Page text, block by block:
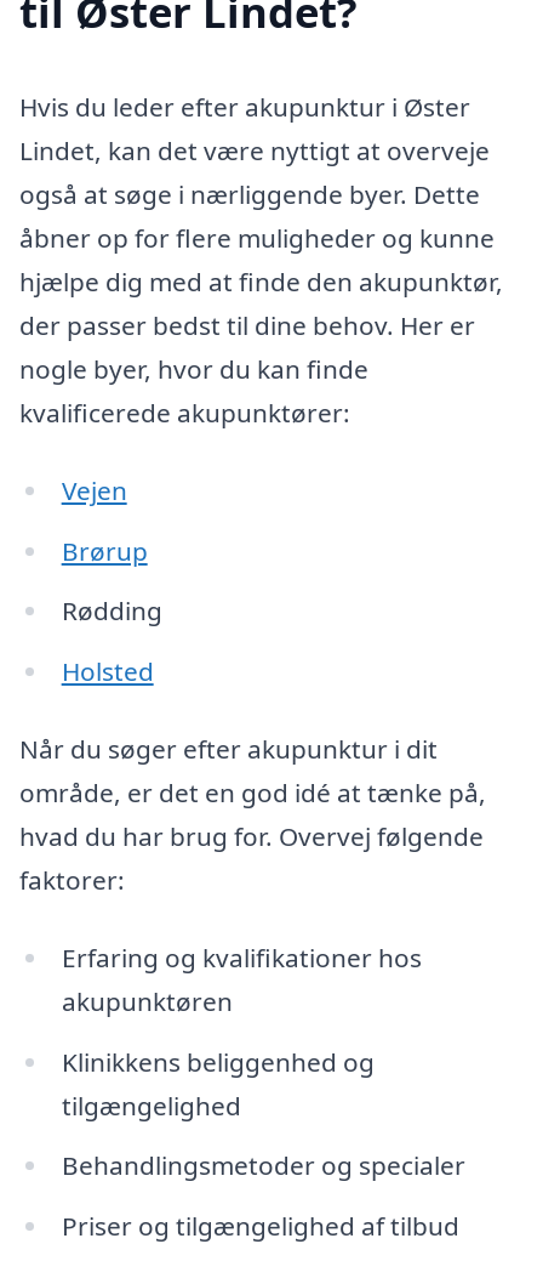
til Øster Lindet?
Hvis du leder efter akupunktur i Øster
Lindet, kan det være nyttigt at overveje
også at søge i nærliggende byer. Dette
åbner op for flere muligheder og kunne
hjælpe dig med at finde den akupunktør,
der passer bedst til dine behov. Her er
nogle byer, hvor du kan finde
kvalificerede akupunktører:
Vejen
Brørup
Rødding
Holsted
Når du søger efter akupunktur i dit
område, er det en god idé at tænke på,
hvad du har brug for. Overvej følgende
faktorer:
Erfaring og kvalifikationer hos
akupunktøren
Klinikkens beliggenhed og
tilgængelighed
Behandlingsmetoder og specialer
Priser og tilgængelighed af tilbud